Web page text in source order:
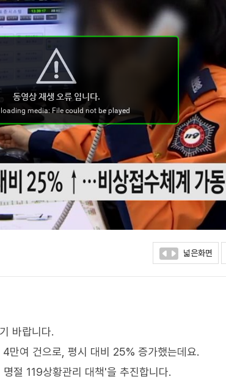
넓은화면
바랍니다.
만여 건으로, 평시 대비 25% 증가했는데요.
절 119상황관리 대책'을 추진합니다.